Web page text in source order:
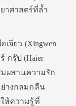
าศาสตร์ที่ล้ำ
จียว (Xingwen
กรุ๊ป (Haier
มผสานความรัก
างกลมกลืน
ให้ความรู้ที่